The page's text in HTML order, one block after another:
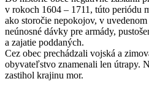
v rokoch 1604 – 1711, túto periódu
ako storočie nepokojov, v
neúnosné dávky pre armády,
a zajatie poddaných.
Cez obec prechádzali vojská a
obyvateľstvo znamenali len útrapy.
zastihol krajinu mor.